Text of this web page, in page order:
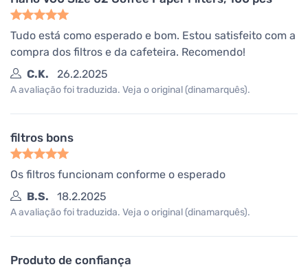
Tudo está como esperado e bom. Estou satisfeito com a
compra dos filtros e da cafeteira. Recomendo!
C.K.
26.2.2025
A avaliação foi traduzida. Veja o original (dinamarquês).
filtros bons
Os filtros funcionam conforme o esperado
B.S.
18.2.2025
A avaliação foi traduzida. Veja o original (dinamarquês).
Produto de confiança